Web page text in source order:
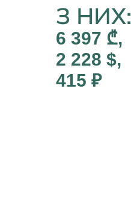
З НИХ:
6 397 ₾,
2 228 $,
415 ₽